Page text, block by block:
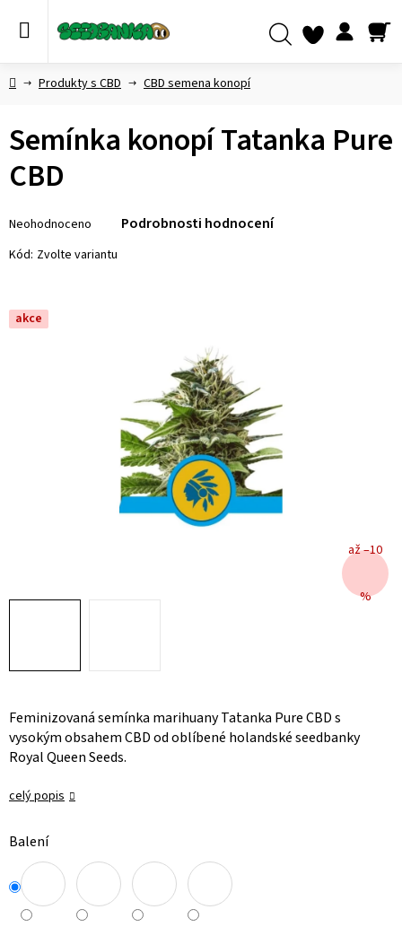
DomůProdukty s CBD CBD semena konopí
Feminizovaná semínka marihuany Tatanka Pure CBD s
vysokým obsahem CBD od oblíbené holandské seedbanky
Royal Queen Seeds.
celý popis
Balení
Semínka konopí Tatanka Pure
CBD
hodnocení
produktu
z 5
hvězdiček.
Neohodnoceno Podrobnosti hodnocení
Kód: Zvolte variantu
akce
až –10
%